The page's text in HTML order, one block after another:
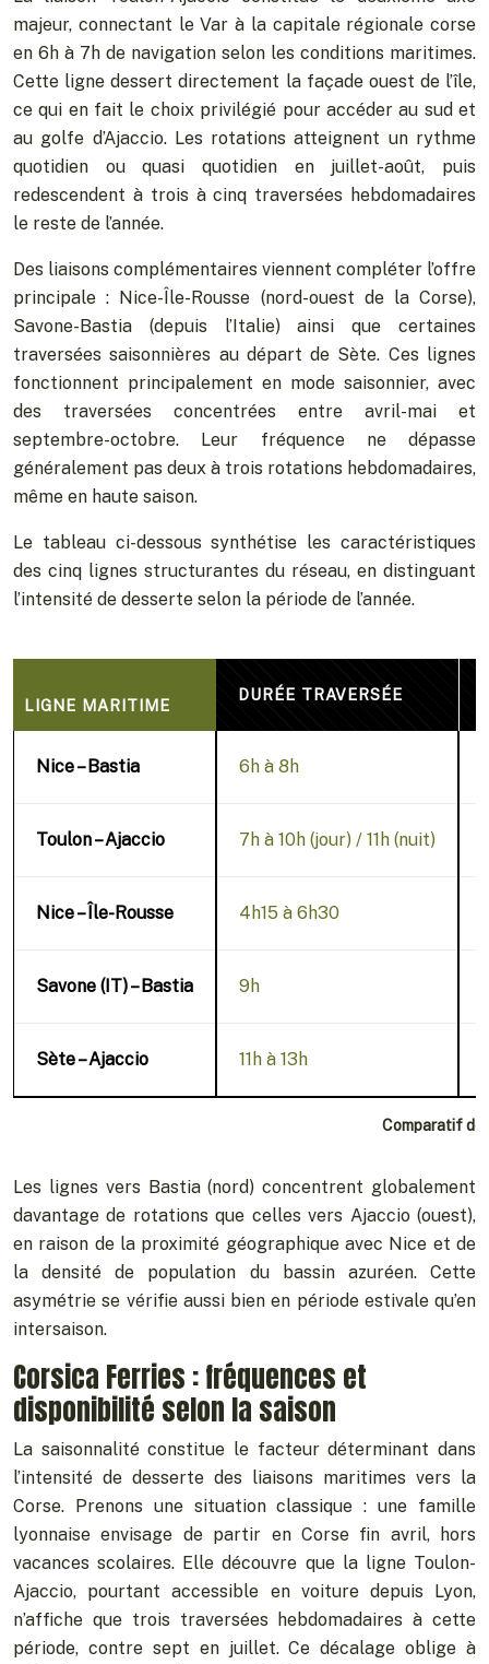
majeur, connectant le Var à la capitale régionale corse
en 6h à 7h de navigation selon les conditions maritimes.
Cette ligne dessert directement la façade ouest de l’île,
ce qui en fait le choix privilégié pour accéder au sud et
au golfe d’Ajaccio. Les rotations atteignent un rythme
quotidien ou quasi quotidien en juillet-août, puis
redescendent à trois à cinq traversées hebdomadaires
le reste de l’année.
Des liaisons complémentaires viennent compléter l’offre
principale : Nice-Île-Rousse (nord-ouest de la Corse),
Savone-Bastia (depuis l’Italie) ainsi que certaines
traversées saisonnières au départ de Sète. Ces lignes
fonctionnent principalement en mode saisonnier, avec
des traversées concentrées entre avril-mai et
septembre-octobre. Leur fréquence ne dépasse
généralement pas deux à trois rotations hebdomadaires,
même en haute saison.
Le tableau ci-dessous synthétise les caractéristiques
des cinq lignes structurantes du réseau, en distinguant
l’intensité de desserte selon la période de l’année.
Comparatif
LIGNE MARITIME
DURÉE TRAVERSÉE
Nice – Bastia 6h à 8h
Toulon – Ajaccio 7h à 10h (jour) / 11h (nuit)
Nice – Île-Rousse 4h15 à 6h30
Savone (IT) – Bastia 9h
Sète – Ajaccio 11h à 13h
Les lignes vers Bastia (nord) concentrent globalement
davantage de rotations que celles vers Ajaccio (ouest),
en raison de la proximité géographique avec Nice et de
la densité de population du bassin azuréen. Cette
asymétrie se vérifie aussi bien en période estivale qu’en
intersaison.
Corsica Ferries : fréquences et
disponibilité selon la saison
La saisonnalité constitue le facteur déterminant dans
l’intensité de desserte des liaisons maritimes vers la
Corse. Prenons une situation classique : une famille
lyonnaise envisage de partir en Corse fin avril, hors
vacances scolaires. Elle découvre que la ligne Toulon-
Ajaccio, pourtant accessible en voiture depuis Lyon,
n’affiche que trois traversées hebdomadaires à cette
période, contre sept en juillet. Ce décalage oblige à